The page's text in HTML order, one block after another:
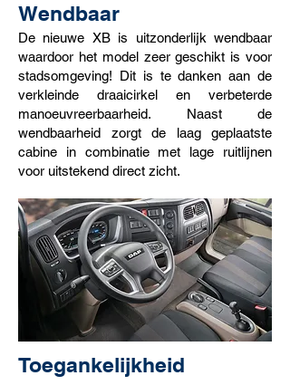
Wendbaar
De nieuwe XB is uitzonderlijk wendbaar
waardoor het model zeer geschikt is voor
stadsomgeving! Dit is te danken aan de
verkleinde draaicirkel en verbeterde
manoeuvreerbaarheid. Naast de
wendbaarheid zorgt de laag geplaatste
cabine in combinatie met lage ruitlijnen
voor uitstekend direct zicht.
Toegankelijkheid